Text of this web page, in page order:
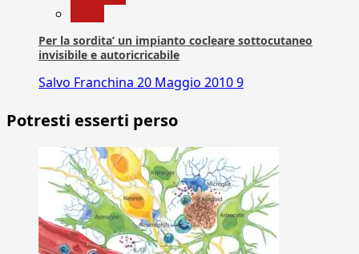
Per la sordita’ un impianto cocleare sottocutaneo
invisibile e autoricricabile
Salvo Franchina 20 Maggio 20109
Potresti esserti perso